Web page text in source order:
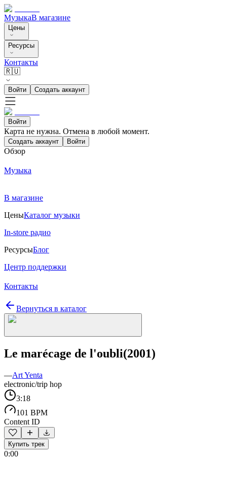
МузыкаВ магазине
Цены
Ресурсы
Контакты
🇷🇺
Войти Создать аккаунт
Войти
Карта не нужна. Отмена в любой момент.
Создать аккаунт Войти
Обзор
Музыка
В магазине
ЦеныКаталог музыки
In-store радио
РесурсыБлог
Центр поддержки
Контакты
Вернуться в каталог
Le marécage de l'oubli(2001)
—Art Yenta
electronic/trip hop
3:18
101 BPM
Content ID
Купить трек
0:00